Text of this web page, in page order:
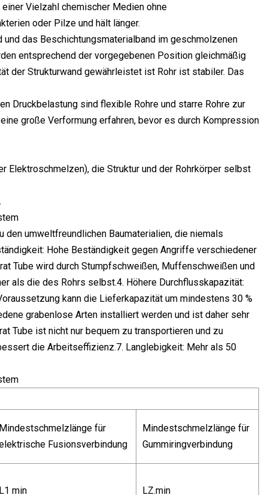
Vielzahl chemischer Medien ohne
oder Pilze und hält länger.
das Beschichtungsmaterialband im geschmolzenen
entsprechend der vorgegebenen Position gleichmäßig
der Strukturwand gewährleistet ist Rohr ist stabiler. Das
Druckbelastung sind flexible Rohre und starre Rohre zur
große Verformung erfahren, bevor es durch Kompression
Elektroschmelzen), die Struktur und der Rohrkörper selbst
umweltfreundlichen Baumaterialien, die niemals
Hohe Beständigkeit gegen Angriffe verschiedener
Tube wird durch Stumpfschweißen, Muffenschweißen und
als die des Rohrs selbst.4. Höhere Durchflusskapazität:
kann die Lieferkapazität um mindestens 30 %
grabenlose Arten installiert werden und ist daher sehr
Tube ist nicht nur bequem zu transportieren und zu
die Arbeitseffizienz.7. Langlebigkeit: Mehr als 50
Mindestschmelzlänge für
Fusionsverbindung
Mindestschmelzlänge für
Gummiringverbindung
L1 min LZ.min